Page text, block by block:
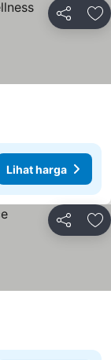
Bagikan
Lihat harga
Bagikan